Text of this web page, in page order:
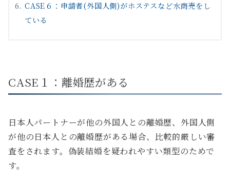
CASE６：申請者(外国人側)がホステスなど水商売をし
ている
CASE１：離婚歴がある
日本人パートナーが他の外国人との離婚歴、外国人側
が他の日本人との離婚歴がある場合、比較的厳しい審
査をされます。偽装結婚を疑われやすい類型のためで
す。